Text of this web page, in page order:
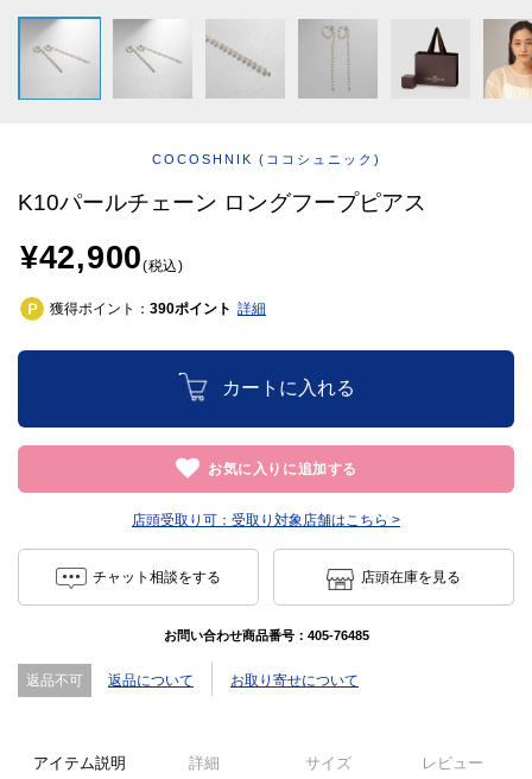
COCOSHNIK (ココシュニック)
K10パールチェーン ロングフープピアス
¥42,900(税込)
獲得ポイント： 390ポイント 詳細
カートに入れる
お気に入りに追加する
店頭受取り可： 受取り対象店舗はこちら >
チャット相談をする 店頭在庫を見る
お問い合わせ商品番号： 405-76485
返品不可 返品について お取り寄せについて
アイテム説明 詳細 サイズ レビュー